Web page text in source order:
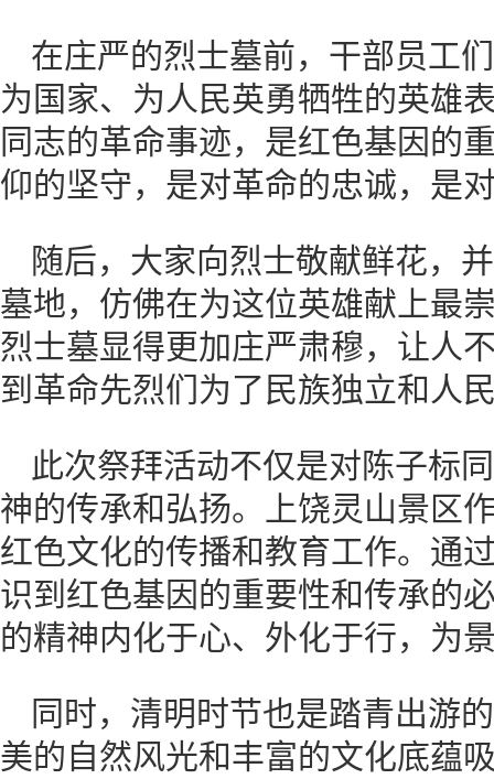
在庄严的烈士墓前，干部员工
为国家、为人民英勇牺牲的英雄
同志的革命事迹，是红色基因的
仰的坚守，是对革命的忠诚，是
随后，大家向烈士敬献鲜花，
墓地，仿佛在为这位英雄献上最
烈士墓显得更加庄严肃穆，让人
到革命先烈们为了民族独立和人
此次祭拜活动不仅是对陈子标
神的传承和弘扬。上饶灵山景区
红色文化的传播和教育工作。通
识到红色基因的重要性和传承的
的精神内化于心、外化于行，为
同时，清明时节也是踏青出游
美的自然风光和丰富的文化底蕴